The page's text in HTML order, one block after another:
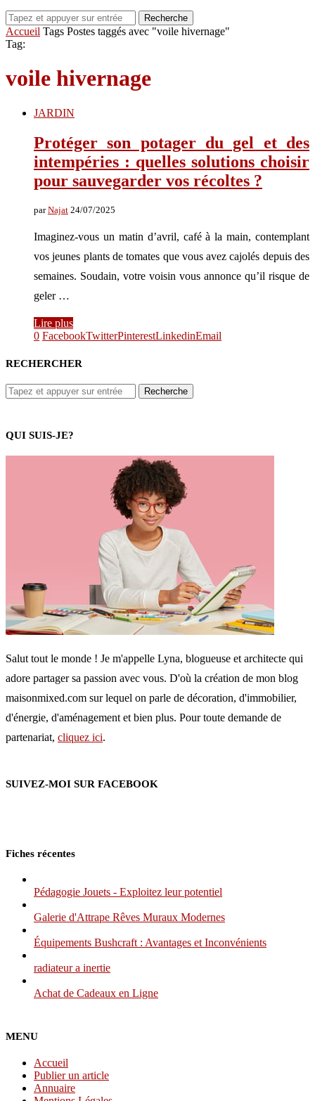
Recherche
Accueil Tags Postes taggés avec "voile hivernage"
Tag:
voile hivernage
JARDIN
Protéger son potager du gel et des
intempéries : quelles solutions choisir
pour sauvegarder vos récoltes ?
parNajat 24/07/2025
Imaginez-vous un matin d’avril, café à la main, contemplant
vos jeunes plants de tomates que vous avez cajolés depuis des
semaines. Soudain, votre voisin vous annonce qu’il risque de
geler …
Lire plus
0 FacebookTwitterPinterestLinkedinEmail
RECHERCHER
QUI SUIS-JE?
Salut tout le monde ! Je m'appelle Lyna, blogueuse et architecte qui
adore partager sa passion avec vous. D'où la création de mon blog
maisonmixed.com sur lequel on parle de décoration, d'immobilier,
d'énergie, d'aménagement et bien plus. Pour toute demande de
partenariat, cliquez ici.
SUIVEZ-MOI SUR FACEBOOK
Fiches récentes
Pédagogie Jouets - Exploitez leur potentiel
Galerie d'Attrape Rêves Muraux Modernes
Équipements Bushcraft : Avantages et Inconvénients
radiateur a inertie
Achat de Cadeaux en Ligne
MENU
Accueil
Publier un article
Annuaire